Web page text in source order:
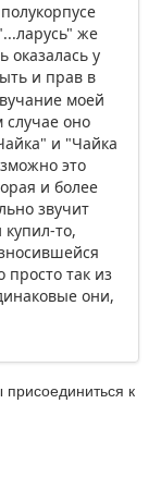
же
оказалась у
и прав в
моей
случае оно
и "Чайка
это
и более
звучит
купил-то,
просто так из
они,
присоединиться к